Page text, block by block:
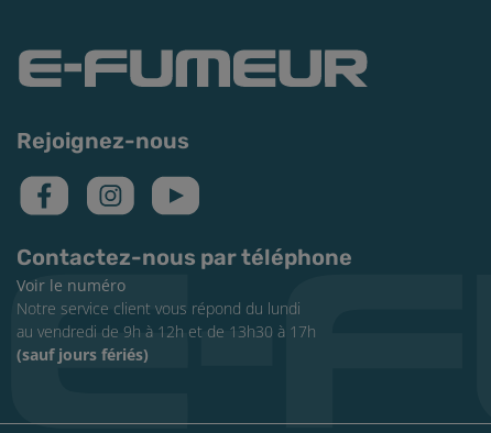
Rejoignez-nous
Contactez-nous par téléphone
Voir le numéro
Notre service client vous répond du lundi
au vendredi de 9h à 12h et de 13h30 à 17h
(sauf jours fériés)